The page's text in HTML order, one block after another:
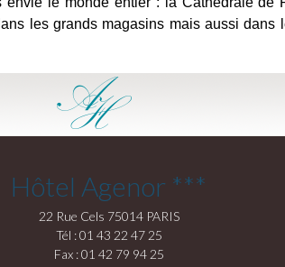
les grands magasins mais aussi
Hôtel Agenor ***
22 Rue Cels 75014 PARIS
Tél : 01 43 22 47 25
Fax : 01 42 79 94 25